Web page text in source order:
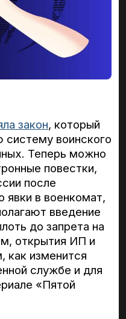
закон, который
воинского
Теперь можно
повестки,
после
явки в военкомат,
введение
до запрета на
открытия ИП и
как изменится
службе и для
«Пятой